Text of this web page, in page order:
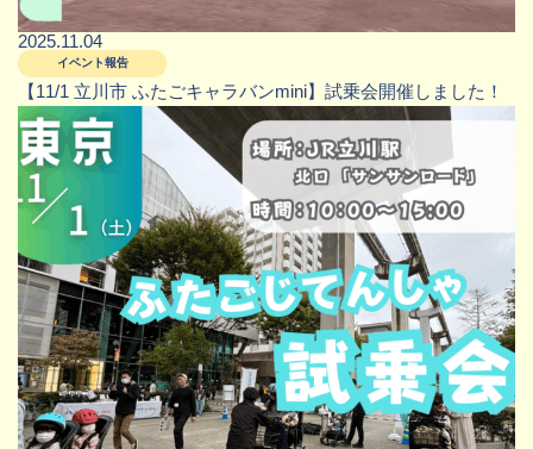
2025.11.04
イベント報告
【11/1 立川市 ふたごキャラバンmini】試乗会開催しました！